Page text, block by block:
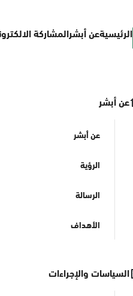
الرئيسيةعن أبشرالمشاركة
عن أبشر
عن أبشر
الرؤية
الرسالة
الأهداف
السياسات والإجراءات